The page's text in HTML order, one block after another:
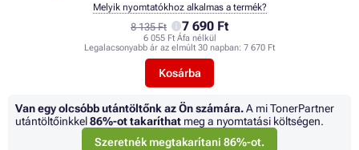
8 135 Ft 7 690 Ft
6 055 Ft Áfa nélkül
Legalacsonyabb ár az elmúlt 30 napban: 7 670 Ft
Kosárba
Melyik nyomtatókhoz alkalmas a termék?
Van egy olcsóbb utántöltőnk az Ön számára.A mi TonerPartner
utántöltőinkkel86%-ot takaríthat meg a nyomtatási költségen.
Szeretnék megtakarítani 86%-ot.